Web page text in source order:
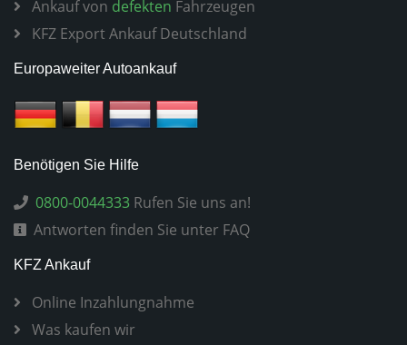
Ankauf von defekten Fahrzeugen
KFZ Export Ankauf Deutschland
Europaweiter Autoankauf
Benötigen Sie Hilfe
0800-0044333 Rufen Sie uns an!
Antworten finden Sie unter FAQ
KFZ Ankauf
Online Inzahlungnahme
Was kaufen wir